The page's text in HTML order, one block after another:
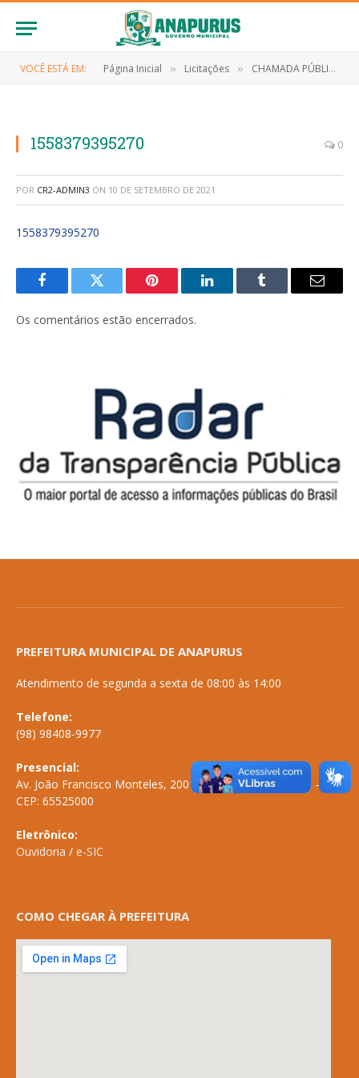
VOCÊ ESTÁ EM: Página Inicial » Licitações » CHAMADA PÚBLICA Nº 001/2019 (Aquisição de gêneros alimentícios sem licitação da agricultura familiar para a alimentação escolar do município de Anapurus)
1558379395270 0
POR CR2-ADMIN3 ON 10 DE SETEMBRO DE 2021
1558379395270
FacebookTwitter Pinterest LinkedInTumblr
E-
Os comentários estão encerrados.
PREFEITURA MUNICIPAL DE ANAPURUS
Atendimento de segunda a sexta de 08:00 às 14:00
Telefone:
(98) 98408-9977
Presencial:
Av. João Francisco Monteles, 2001 \ Centro \ ANAPURUS – MA
CEP: 65525000
Eletrônico:
Ouvidoria / e-SIC
COMO CHEGAR À PREFEITURA